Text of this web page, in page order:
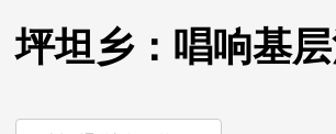
坪坦乡：唱响基